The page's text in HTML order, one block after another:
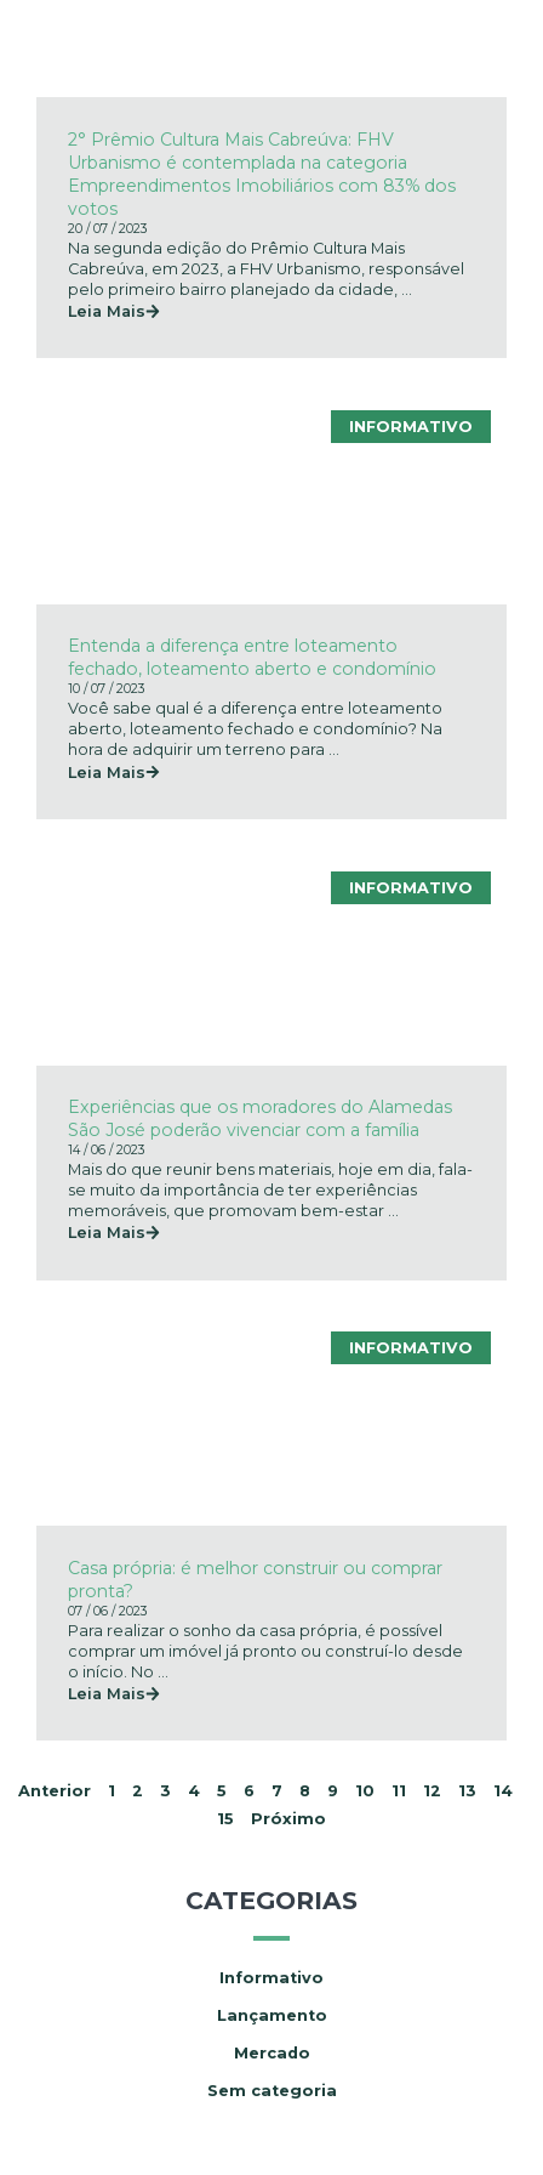
CATEGORIAS
Informativo
Lançamento
Mercado
Sem categoria
2° Prêmio Cultura Mais Cabreúva: FHV
Urbanismo é contemplada na categoria
Empreendimentos Imobiliários com 83% dos
votos
20 / 07 / 2023
Na segunda edição do Prêmio Cultura Mais
Cabreúva, em 2023, a FHV Urbanismo, responsável
pelo primeiro bairro planejado da cidade, ...
Leia Mais
INFORMATIVO
Entenda a diferença entre loteamento
fechado, loteamento aberto e condomínio
10 / 07 / 2023
Você sabe qual é a diferença entre loteamento
aberto, loteamento fechado e condomínio? Na
hora de adquirir um terreno para ...
Leia Mais
INFORMATIVO
Experiências que os moradores do Alamedas
São José poderão vivenciar com a família
14 / 06 / 2023
Mais do que reunir bens materiais, hoje em dia, fala-
se muito da importância de ter experiências
memoráveis, que promovam bem-estar ...
Leia Mais
INFORMATIVO
Casa própria: é melhor construir ou comprar
pronta?
07 / 06 / 2023
Para realizar o sonho da casa própria, é possível
comprar um imóvel já pronto ou construí-lo desde
o início. No ...
Leia Mais
Anterior 1 2 3 4 5 6 7 8 9 10 11 12 13 14
15 Próximo